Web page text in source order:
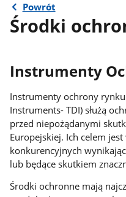
Powrót
Środki
Instrumenty
Instrumenty ochrony rynku
Instruments- TDI) służą
przed niepożądanymi
Europejskiej. Ich celem
konkurencyjnych
lub będące skutkiem
Środki ochronne mają